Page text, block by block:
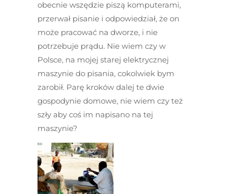
obecnie wszędzie piszą komputerami,
przerwał pisanie i odpowiedział, że on
może pracować na dworze, i nie
potrzebuje prądu. Nie wiem czy w
Polsce, na mojej starej elektrycznej
maszynie do pisania, cokolwiek bym
zarobił. Parę kroków dalej te dwie
gospodynie domowe, nie wiem czy też
szły aby coś im napisano na tej
maszynie?